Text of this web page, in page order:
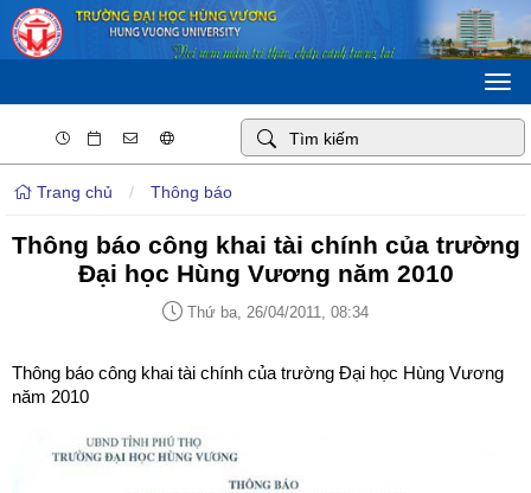
Trang chủ / Thông báo
Thông báo công khai tài chính của trường
Đại học Hùng Vương năm 2010
Thứ ba, 26/04/2011, 08:34
Thông báo công khai tài chính của trường Đại học Hùng Vương
năm 2010